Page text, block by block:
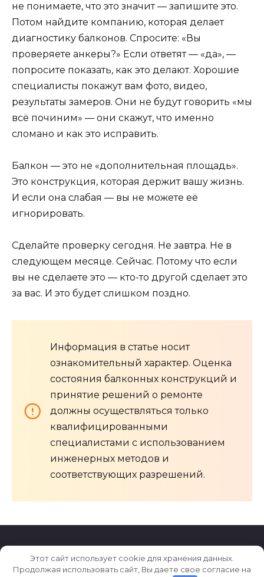
не понимаете, что это значит — запишите это.
Потом найдите компанию, которая делает
диагностику балконов. Спросите: «Вы
проверяете анкеры?» Если ответят — «да», —
попросите показать, как это делают. Хорошие
специалисты покажут вам фото, видео,
результаты замеров. Они не будут говорить «мы
всё починим» — они скажут, что именно
сломано и как это исправить.
Балкон — это не «дополнительная площадь».
Это конструкция, которая держит вашу жизнь.
И если она слабая — вы не можете её
игнорировать.
Сделайте проверку сегодня. Не завтра. Не в
следующем месяце. Сейчас. Потому что если
вы не сделаете это — кто-то другой сделает это
за вас. И это будет слишком поздно.
Информация в статье носит
ознакомительный характер. Оценка
состояния балконных конструкций и
принятие решений о ремонте
должны осуществляться только
квалифицированными
специалистами с использованием
инженерных методов и
соответствующих разрешений.
© 2026 Archi-M.ru
Этот сайт использует cookie для хранения данных.
Продолжая использовать сайт, Вы даете свое согласие на